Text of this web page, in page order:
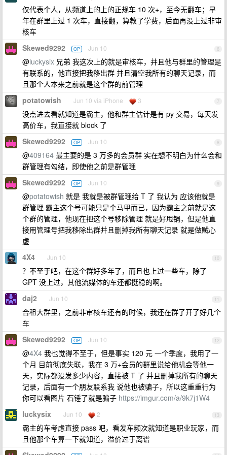
仅代表个人，从频道上的上的正规车 10 次+，至今无翻车；早
年在群里上过 1 次车，直接翻，算教了学费，后面再没上过非审
核车
6
Skewed9292 OP Jun 10
@luckysix 兄弟 我这次上的就是审核车，并且他与群里的管理是
有联系的，他直接把我移出群 并且清空我所有的聊天记录，而
且那个人本来之前就是这个群的前管理
7
potatowish Jun 10 via iPhone 3
没点进去看就知道是霸主，他和群主估计是有 py 交易，每天发
高价车，我直接就 block 了
8
Skewed9292 OP Jun 10
@409164 最主要的是 3 万多的会员群 实在想不明白为什么会和
群管理有勾结，即使他之前是群管理
9
Skewed9292 OP Jun 10
@potatowish 就是 我就是被群管理给 T 了 我认为 应该他就是
群管理 霸主这个号可能只是个马甲而已，因为霸主之前就是这
个群的管理，他现在把这个号移除管理 就是好甩锅，但是他直
接用管理号把我移除出群并且删掉我所有聊天记录 就是做贼心
虚
10
4X4 Jun 10
？不至于吧，在这个群好多年了，而且也上过一些车，除了
GPT 没上过，其他流媒体的车还都挺稳的啊。
11
daj2 Jun 10
合租大群里，之前非审核车还有的时候，我还在群了开了好几个
车
12
Skewed9292 OP Jun 10
@4X4 我也觉得不至于，但是事实 120 元 一个季度，我用了一
个月 目前彻底失联，我在 3 万+会员的群里说给他机会等他一
天，实际都没发多少内容，直接被 T 了 并且删掉我所有的聊天
记录，后面有一个朋友联系我 说他也被骗子，所以这重重行为
你可以看图片 石锤了就是骗子 https://imgur.com/a/9k7j1W4
13
luckysix Jun 10 2
霸主的车考虑直接 pass 吧，看发车频次就知道是职业玩家，而
且他那个车算一下就知道，溢价过于离谱